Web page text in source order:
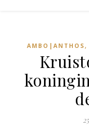
AMBO|ANTHOS,